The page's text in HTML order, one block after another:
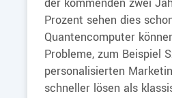
der kommenden zwei
Prozent sehen dies
Quantencomputer
Probleme, zum Beispiel
personalisierten
schneller lösen als